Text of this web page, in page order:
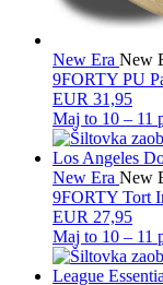
New Era New
9FORTY PU
EUR 31,95
Maj to 10 – 11
New Era New
9FORTY Tort
EUR 27,95
Maj to 10 – 11